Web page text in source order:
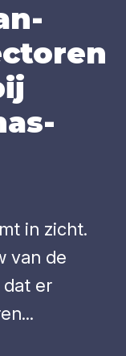
in zicht.
van de
dat er